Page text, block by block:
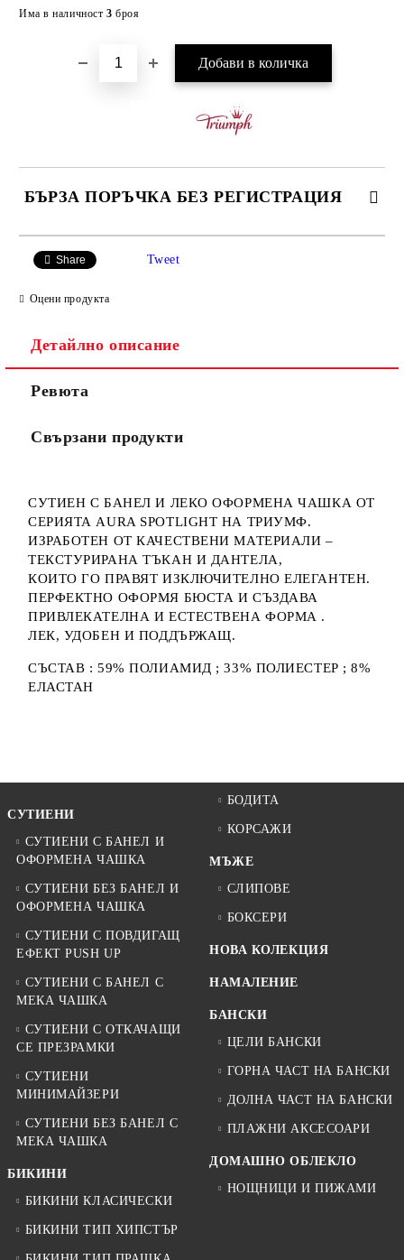
Има в наличност 3 броя
БЪРЗА ПОРЪЧКА БЕЗ РЕГИСТРАЦИЯ
Share Tweet
Оцени продукта
Детайлно описание
Ревюта
Свързани продукти
СУТИЕН С БАНЕЛ И ЛЕКО ОФОРМЕНА ЧАШКА ОТ
СЕРИЯТА AURA SPOTLIGHT НА ТРИУМФ.
ИЗРАБОТЕН ОТ КАЧЕСТВЕНИ МАТЕРИАЛИ –
ТЕКСТУРИРАНА ТЪКАН И ДАНТЕЛА,
КОИТО ГО ПРАВЯТ ИЗКЛЮЧИТЕЛНО ЕЛЕГАНТЕН.
ПЕРФЕКТНО ОФОРМЯ БЮСТА И СЪЗДАВА
ПРИВЛЕКАТЕЛНА И ЕСТЕСТВЕНА ФОРМА .
ЛЕК, УДОБЕН И ПОДДЪРЖАЩ.
СЪСТАВ : 59% ПОЛИАМИД ; 33% ПОЛИЕСТЕР ; 8%
ЕЛАСТАН
СУТИЕНИ
СУТИЕНИ С БАНЕЛ И
ОФОРМЕНА ЧАШКА
СУТИЕНИ БЕЗ БАНЕЛ И
ОФОРМЕНА ЧАШКА
СУТИЕНИ С ПОВДИГАЩ
ЕФЕКТ PUSH UP
СУТИЕНИ С БАНЕЛ С
МЕКА ЧАШКА
СУТИЕНИ С ОТКАЧАЩИ
СЕ ПРЕЗРАМКИ
СУТИЕНИ
МИНИМАЙЗЕРИ
СУТИЕНИ БЕЗ БАНЕЛ С
МЕКА ЧАШКА
БИКИНИ
БИКИНИ КЛАСИЧЕСКИ
БИКИНИ ТИП ХИПСТЪР
БОДИТА
КОРСАЖИ
МЪЖЕ
СЛИПОВЕ
БОКСЕРИ
НОВА КОЛЕКЦИЯ
НАМАЛЕНИЕ
БАНСКИ
ЦЕЛИ БАНСКИ
ГОРНА ЧАСТ НА БАНСКИ
ДОЛНА ЧАСТ НА БАНСКИ
ПЛАЖНИ АКСЕСОАРИ
ДОМАШНО ОБЛЕКЛО
НОЩНИЦИ И ПИЖАМИ